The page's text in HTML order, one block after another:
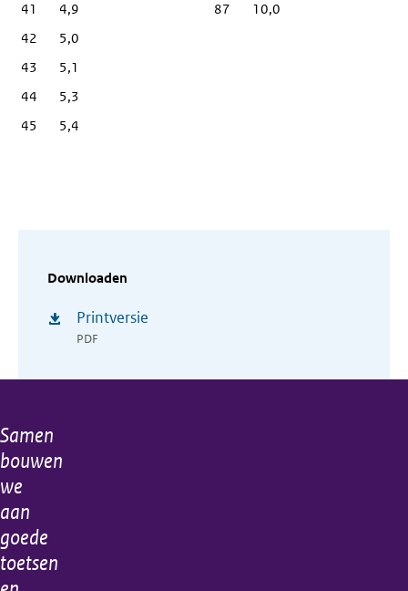
Downloaden
Printversie
PDF
41
4,9
42
5,0
43
5,1
44
5,3
45
5,4
87
10,0
Algemene
informatie
Samen
bouwen
we
aan
goede
toetsen